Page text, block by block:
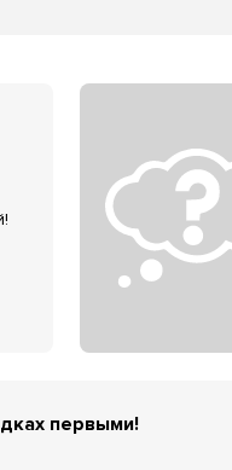
первыми!